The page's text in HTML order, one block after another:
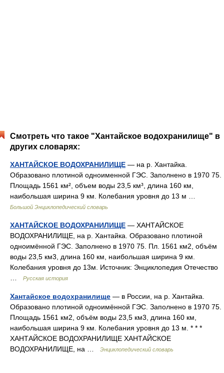
Смотреть что такое "Хантайское водохранилище" в
других словарях:
ХАНТАЙСКОЕ ВОДОХРАНИЛИЩЕ — на р. Хантайка.
Образовано плотиной одноименной ГЭС. Заполнено в 1970 75.
Площадь 1561 км², объем воды 23,5 км³, длина 160 км,
наибольшая ширина 9 км. Колебания уровня до 13 м …
Большой Энциклопедический словарь
ХАНТАЙСКОЕ ВОДОХРАНИЛИЩЕ — ХАНТАЙСКОЕ
ВОДОХРАНИЛИЩЕ, на р. Хантайка. Образовано плотиной
одноимённой ГЭС. Заполнено в 1970 75. Пл. 1561 км2, объём
воды 23,5 км3, длина 160 км, наибольшая ширина 9 км.
Колебания уровня до 13м. Источник: Энциклопедия Отечество
Русская история
Хантайское водохранилище — в России, на р. Хантайка.
Образовано плотиной одноимённой ГЭС. Заполнено в 1970 75.
Площадь 1561 км2, объём воды 23,5 км3, длина 160 км,
наибольшая ширина 9 км. Колебания уровня до 13 м. * * *
ХАНТАЙСКОЕ ВОДОХРАНИЛИЩЕ ХАНТАЙСКОЕ
ВОДОХРАНИЛИЩЕ, на …
Энциклопедический словарь